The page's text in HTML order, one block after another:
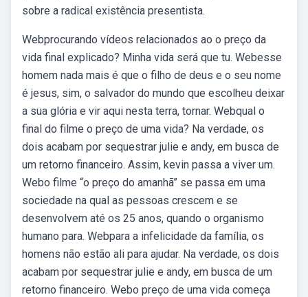
sobre a radical existência presentista.
Webprocurando vídeos relacionados ao o preço da
vida final explicado? Minha vida será que tu. Webesse
homem nada mais é que o filho de deus e o seu nome
é jesus, sim, o salvador do mundo que escolheu deixar
a sua glória e vir aqui nesta terra, tornar. Webqual o
final do filme o preço de uma vida? Na verdade, os
dois acabam por sequestrar julie e andy, em busca de
um retorno financeiro. Assim, kevin passa a viver um.
Webo filme “o preço do amanhã” se passa em uma
sociedade na qual as pessoas crescem e se
desenvolvem até os 25 anos, quando o organismo
humano para. Webpara a infelicidade da família, os
homens não estão ali para ajudar. Na verdade, os dois
acabam por sequestrar julie e andy, em busca de um
retorno financeiro. Webo preço de uma vida começa